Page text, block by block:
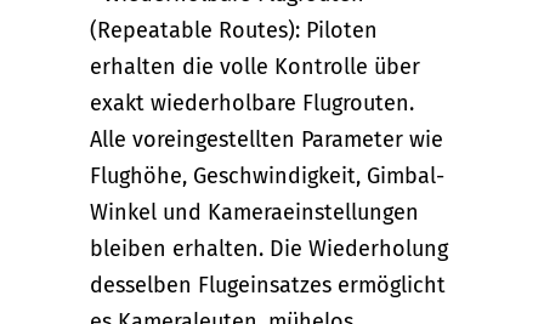
(Repeatable Routes): Piloten
erhalten die volle Kontrolle über
exakt wiederholbare Flugrouten.
Alle voreingestellten Parameter wie
Flughöhe, Geschwindigkeit, Gimbal-
Winkel und Kameraeinstellungen
bleiben erhalten. Die Wiederholung
desselben Flugeinsatzes ermöglicht